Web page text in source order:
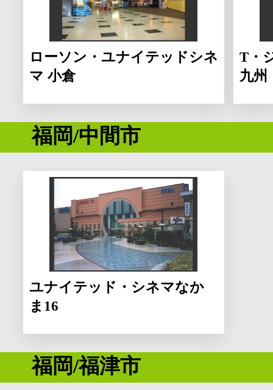
ローソン・ユナイテッドシネ
マ 小倉
T・
九州
福岡/中間市
ユナイテッド・シネマなか
ま16
福岡/福津市